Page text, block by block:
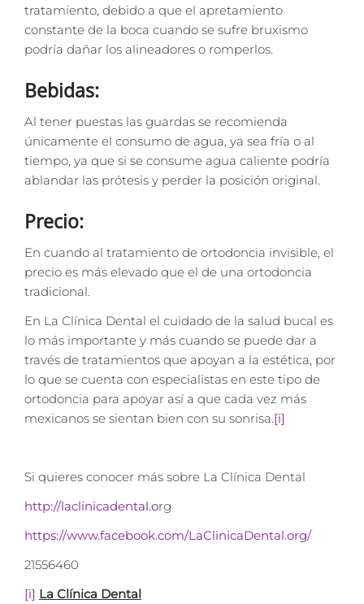
tratamiento, debido a que el apretamiento
constante de la boca cuando se sufre bruxismo
podría dañar los alineadores o romperlos.
Bebidas:
Al tener puestas las guardas se recomienda
únicamente el consumo de agua, ya sea fría o al
tiempo, ya que si se consume agua caliente podría
ablandar las prótesis y perder la posición original.
Precio:
En cuando al tratamiento de ortodoncia invisible, el
precio es más elevado que el de una ortodoncia
tradicional.
En La Clínica Dental el cuidado de la salud bucal es
lo más importante y más cuando se puede dar a
través de tratamientos que apoyan a la estética, por
lo que se cuenta con especialistas en este tipo de
ortodoncia para apoyar así a que cada vez más
mexicanos se sientan bien con su sonrisa.[i]
Si quieres conocer más sobre La Clínica Dental
http://laclinicadental.org
https://www.facebook.com/LaClinicaDental.org/
21556460
[i] La Clínica Dental